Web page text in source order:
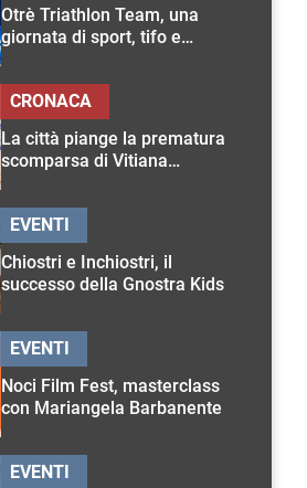
Otrè Triathlon Team, una
giornata di sport, tifo e
La città piange la prematura
scomparsa di Vitiana
CRONACA
Chiostri e Inchiostri, il
successo della Gnostra Kids
EVENTI
Noci Film Fest, masterclass
con Mariangela Barbanente
EVENTI
EVENTI